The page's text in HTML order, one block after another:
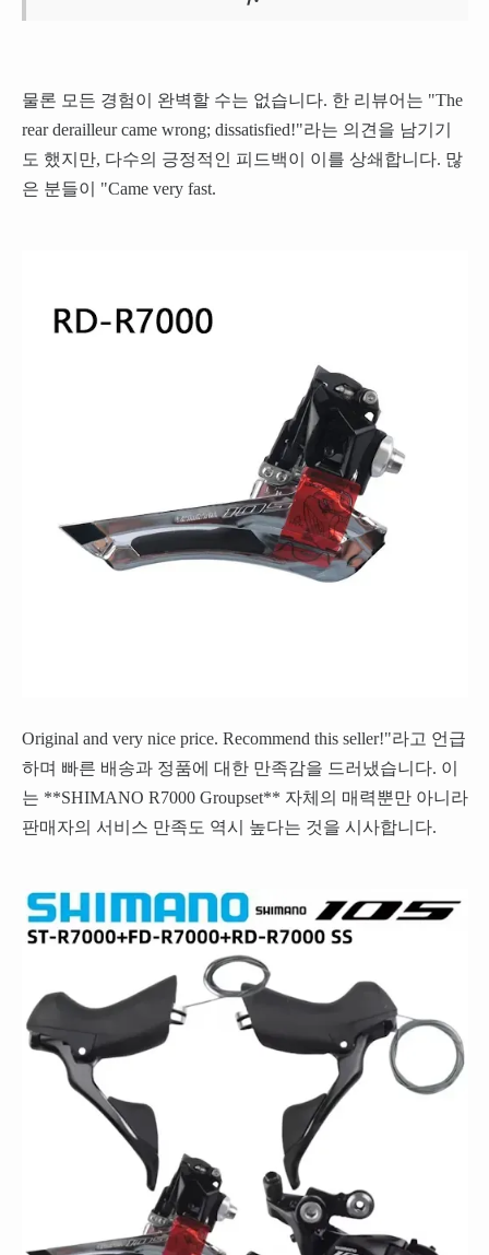
물론 모든 경험이 완벽할 수는 없습니다. 한 리뷰어는 "The
rear derailleur came wrong; dissatisfied!"라는 의견을 남기기
도 했지만, 다수의 긍정적인 피드백이 이를 상쇄합니다. 많
은 분들이 "Came very fast.
Original and very nice price. Recommend this seller!"라고 언급
하며 빠른 배송과 정품에 대한 만족감을 드러냈습니다. 이
는 **SHIMANO R7000 Groupset** 자체의 매력뿐만 아니라
판매자의 서비스 만족도 역시 높다는 것을 시사합니다.